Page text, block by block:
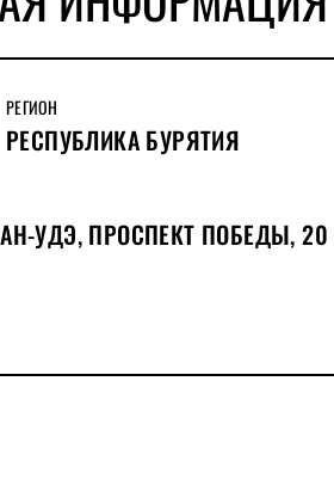
РЕГИОН
РЕСПУБЛИКА БУРЯТИЯ
УДЭ, ПРОСПЕКТ ПОБЕДЫ, 20